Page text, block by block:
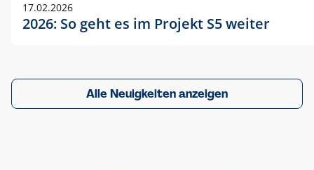
17.02.2026
2026: So geht es im Projekt S5 weiter
Alle Neuigkeiten anzeigen